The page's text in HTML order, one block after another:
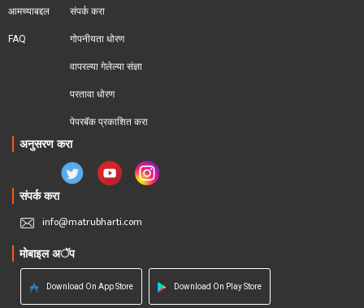
आमच्याबद्दल
FAQ
संपर्क करा
गोपनीयता धोरण
वापरल्या गेलेल्या संज्ञा
परतावा धोरण
पेपरबॅक प्रकाशित करा
अनुसरण करा
संपर्क करा
info@matrubharti.com
मोबाइल अॅप
Download On App Store Download On Play Store